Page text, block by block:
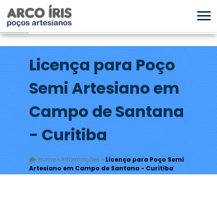
Licença para Poço
Semi Artesiano em
Campo de Santana
- Curitiba
Home» Informações » Licença para Poço Semi
Artesiano em Campo de Santana - Curitiba